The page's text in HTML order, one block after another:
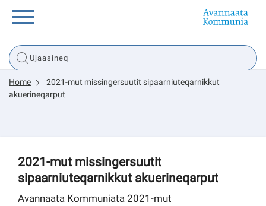
Innuttaasunut
Inuussutissarsiorneq
Tassaarsuaq
Home
2021-mut missingersuutit sipaarniuteqarnikkut
akuerineqarput
2021-mut missingersuutit
sipaarniuteqarnikkut akuerineqarput
Avannaata Kommuniata 2021-mut